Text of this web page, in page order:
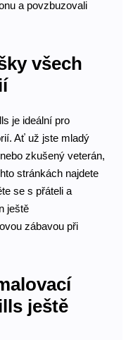
a povzbuzovali
všech
je ideální pro
Ať už jste mladý
zkušený veterán,
stránkách najdete
se s přáteli a
ještě
zábavou při
ještě